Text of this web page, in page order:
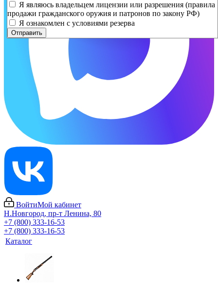
ВойтиМой кабинет
Н.Новгород, пр-т Ленина, 80
+7 (800) 333-16-53
+7 (800) 333-16-53
Каталог
Я являюсь владельцем лицензии или разрешения (правила
продажи гражданского оружия и патронов по закону РФ)
Я ознакомлен с условиями резерва
Отправить